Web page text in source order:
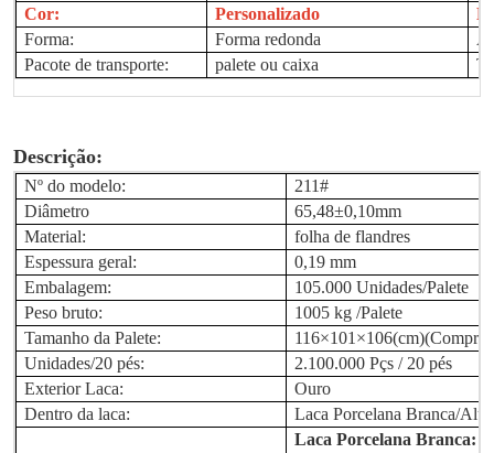
Cor:
Personalizado
Forma:
Forma redonda
Pacote de transporte:
palete ou caixa
Descrição:
Nº do modelo:
211#
Diâmetro
65,48±0,10mm
Material:
folha de flandres
Espessura geral:
0,19 mm
Embalagem:
105.000 Unidades/Palete
Peso bruto:
1005 kg /Palete
Tamanho da Palete:
Unidades/20 pés:
2.100.000 Pçs / 20 pés
Exterior Laca:
Ouro
Dentro da laca:
Laca Porcelana Branca/
Laca Porcelana Branca: